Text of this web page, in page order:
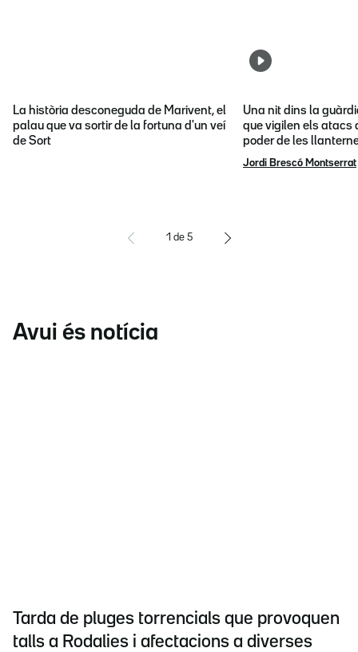
La història desconeguda de Marivent, el
palau que va sortir de la fortuna d'un veí
de Sort
Una nit dins la
que vigilen els atacs
poder de les
Jordi Brescó Montserrat
1 de 5
Avui és notícia
Tarda de pluges torrencials que provoquen
talls a Rodalies i afectacions a diverses